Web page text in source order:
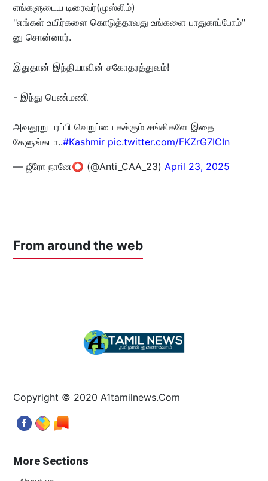
எங்களுடைய டிரைவர்(முஸ்லிம்)
"எங்கள் உயிர்களை கொடுத்தாவது உங்களை பாதுகாப்போம்"
னு சொன்னார்.
இதுதான் இந்தியாவின் சகோதரத்துவம்!
- இந்து பெண்மணி
அவதூறு பரப்பி வெறுப்பை கக்கும் சங்கிகளே இதை
கேளுங்கடா..#Kashmir pic.twitter.com/FKZrG7ICIn
— ஜீரோ நானே⭕ (@Anti_CAA_23) April 23, 2025
From around the web
Copyright © 2020 A1tamilnews.Com
More Sections